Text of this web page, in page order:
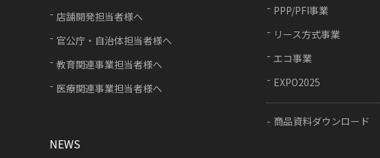
PPP/PFI事業
リース方式事業
エコ事業
EXPO2025
商品資料ダウンロード
店舗開発担当者様へ
官公庁・自治体担当者様へ
教育関連事業担当者様へ
医療関連事業担当者様へ
NEWS